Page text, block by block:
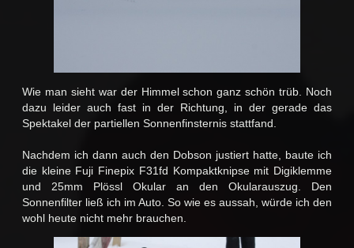
Wie man sieht war der Himmel schon ganz schön trüb. Noch
dazu leider auch fast in der Richtung, in der gerade das
Spektakel der partiellen Sonnenfinsternis stattfand.
Nachdem ich dann auch den Dobson justiert hatte, baute ich
die kleine Fuji Finepix F31fd Kompaktknipse mit Digiklemme
und 25mm Plössl Okular an den Okularauszug. Den
Sonnenfilter ließ ich im Auto. So wie es aussah, würde ich den
wohl heute nicht mehr brauchen.